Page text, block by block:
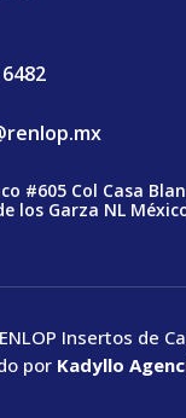
#605 Col Casa
los Garza NL
Insertos de
por Kadyllo